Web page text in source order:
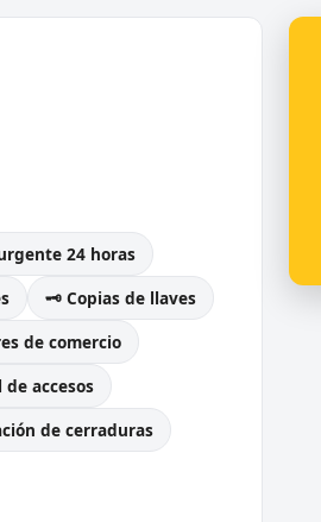
24 horas
🗝️ Copias de llaves
de comercio
accesos
de cerraduras